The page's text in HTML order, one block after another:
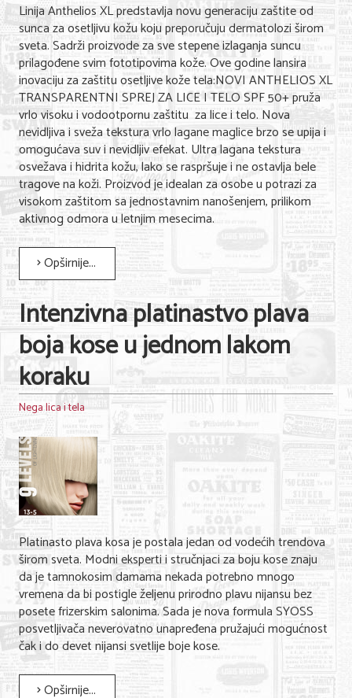
Linija Anthelios XL predstavlja novu generaciju zaštite od
sunca za osetljivu kožu koju preporučuju dermatolozi širom
sveta. Sadrži proizvode za sve stepene izlaganja suncu
prilagođene svim fototipovima kože. Ove godine lansira
inovaciju za zaštitu osetljive kože tela:NOVI ANTHELIOS XL
TRANSPARENTNI SPREJ ZA LICE I TELO SPF 50+ pruža
vrlo visoku i vodootpornu zaštitu za lice i telo. Nova
nevidljiva i sveža tekstura vrlo lagane maglice brzo se upija i
omogućava suv i nevidljiv efekat. Ultra lagana tekstura
osvežava i hidrita kožu, lako se raspršuje i ne ostavlja bele
tragove na koži. Proizvod je idealan za osobe u potrazi za
visokom zaštitom sa jednostavnim nanošenjem, prilikom
aktivnog odmora u letnjim mesecima.
Opširnije...
Intenzivna platinastvo plava
boja kose u jednom lakom
koraku
Nega lica i tela
Platinasto plava kosa je postala jedan od vodećih trendova
širom sveta. Modni eksperti i stručnjaci za boju kose znaju
da je tamnokosim damama nekada potrebno mnogo
vremena da bi postigle željenu prirodno plavu nijansu bez
posete frizerskim salonima. Sada je nova formula SYOSS
posvetljivača neverovatno unapređena pružajući mogućnost
čak i do devet nijansi svetlije boje kose.
Opširnije...